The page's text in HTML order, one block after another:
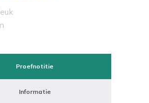
Proefnotitie
Informatie